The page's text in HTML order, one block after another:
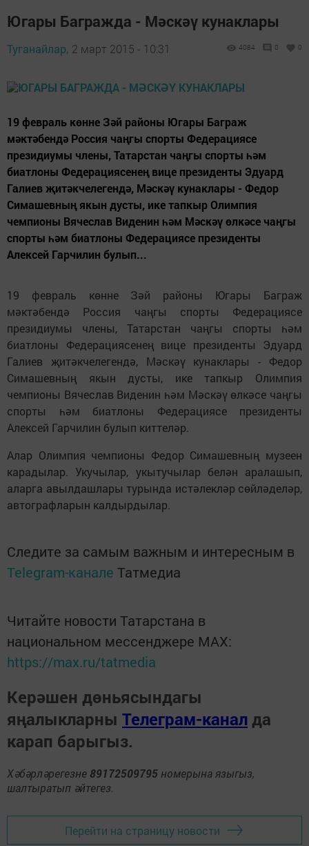
Югары Багражда - Мәскәү кунаклары
Туганайлар, 2 март 2015 - 10:31 4084 0 0
19 февраль көнне Зәй районы Югары Баграж
мәктәбендә Россия чаңгы спорты Федерациясе
президиумы члены, Татарстан чаңгы спорты һәм
биатлоны Федерациясенең вице президенты Эдуард
Галиев җитәкчелегендә, Мәскәү кунаклары - Федор
Симашевның якын дусты, ике тапкыр Олимпия
чемпионы Вячеслав Виденин һәм Мәскәү өлкәсе чаңгы
спорты һәм биатлоны Федерациясе президенты
Алексей Гарчилин булып...
19 февраль көнне Зәй районы Югары Баграж
мәктәбендә Россия чаңгы спорты Федерациясе
президиумы члены, Татарстан чаңгы спорты һәм
биатлоны Федерациясенең вице президенты Эдуард
Галиев җитәкчелегендә, Мәскәү кунаклары - Федор
Симашевның якын дусты, ике тапкыр Олимпия
чемпионы Вячеслав Виденин һәм Мәскәү өлкәсе чаңгы
спорты һәм биатлоны Федерациясе президенты
Алексей Гарчилин булып киттеләр.
Алар Олимпия чемпионы Федор Симашевның музеен
карадылар. Укучылар, укытучылар белән аралашып,
аларга авылдашлары турында истәлекләр сөйләделәр,
автографларын калдырдылар.
Следите за самым важным и интересным в
Telegram-канале Татмедиа
Читайте новости Татарстана в
национальном мессенджере MАХ:
https://max.ru/tatmedia
Керәшен дөньясындагы
яңалыкларны Телеграм-канал да
карап барыгыз.
Хәбәрләрегезне 89172509795 номерына языгыз,
шалтыратып әйтегез.
Перейти на страницу новости